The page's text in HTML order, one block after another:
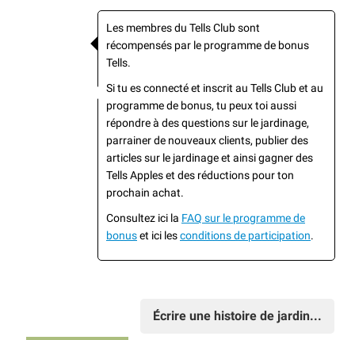
Les membres du Tells Club sont
récompensés par le programme de bonus
Tells.
Si tu es connecté et inscrit au Tells Club et au
programme de bonus, tu peux toi aussi
répondre à des questions sur le jardinage,
parrainer de nouveaux clients, publier des
articles sur le jardinage et ainsi gagner des
Tells Apples et des réductions pour ton
prochain achat.
Consultez ici la FAQ sur le programme de
bonuset ici lesconditions de participation.
Écrire une histoire de jardin...